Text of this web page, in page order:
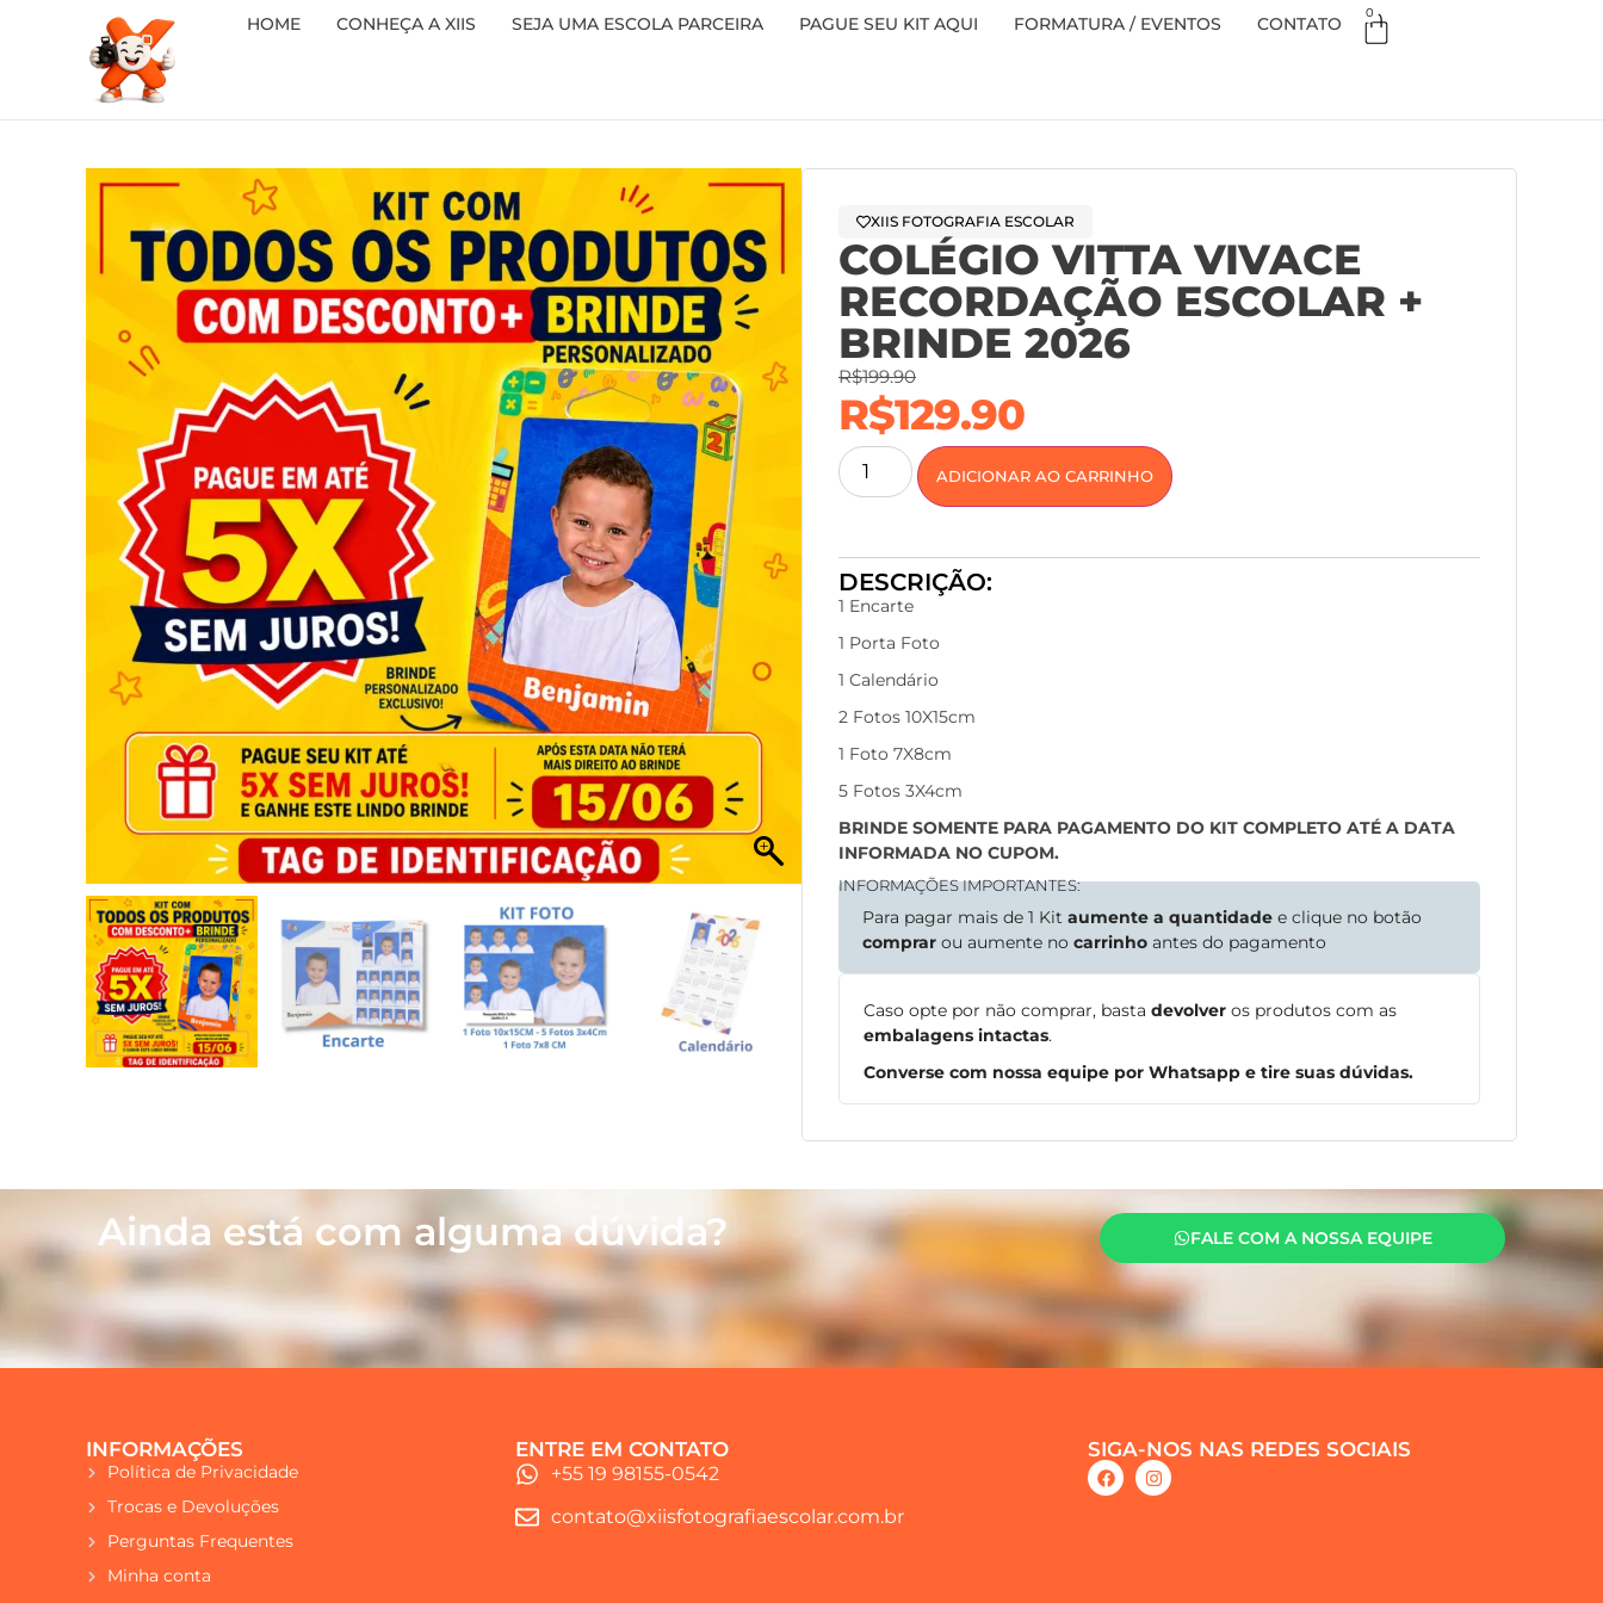
HOME CONHEÇA A XIIS SEJA UMA ESCOLA PARCEIRA PAGUE SEU KIT AQUI FORMATURA / EVENTOS CONTATO
0
XIIS FOTOGRAFIA ESCOLAR
COLÉGIO VITTA VIVACE
RECORDAÇÃO ESCOLAR +
BRINDE 2026
R$199.90
R$129.90
ADICIONAR AO CARRINHO
DESCRIÇÃO:
1 Encarte
1 Porta Foto
1 Calendário
2 Fotos 10X15cm
1 Foto 7X8cm
5 Fotos 3X4cm
BRINDE SOMENTE PARA PAGAMENTO DO KIT COMPLETO ATÉ A DATA
INFORMADA NO CUPOM.
INFORMAÇÕES IMPORTANTES:
Para pagar mais de 1 Kit aumente a quantidade e clique no botão
comprar ou aumente no carrinho antes do pagamento
Caso opte por não comprar, basta devolver os produtos com as
embalagens intactas.
Converse com nossa equipe por Whatsapp e tire suas dúvidas.
Ainda está com alguma dúvida? FALE COM A NOSSA EQUIPE
INFORMAÇÕES
Política de Privacidade
Trocas e Devoluções
Perguntas Frequentes
Minha conta
ENTRE EM CONTATO
+55 19 98155-0542
contato@xiisfotografiaescolar.com.br
SIGA-NOS NAS REDES SOCIAIS